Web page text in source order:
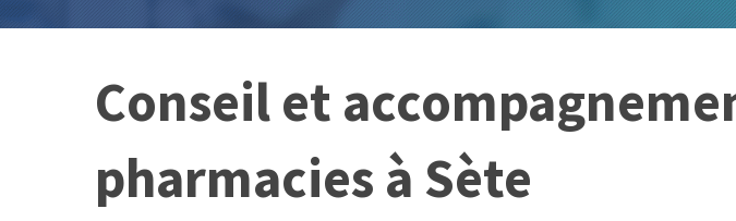
Conseil et
pharmacies à Sète